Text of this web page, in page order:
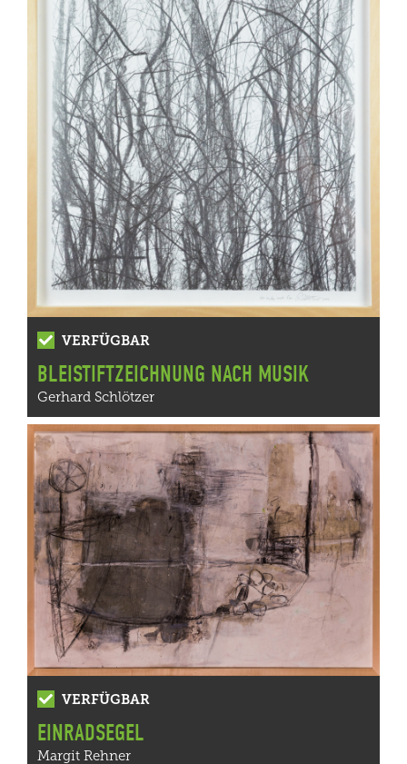
VERFÜGBAR
BLEISTIFTZEICHNUNG NACH MUSIK
Gerhard Schlötzer
VERFÜGBAR
EINRADSEGEL
Margit Rehner